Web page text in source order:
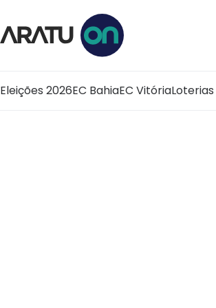
Eleições 2026EC BahiaEC VitóriaLoterias